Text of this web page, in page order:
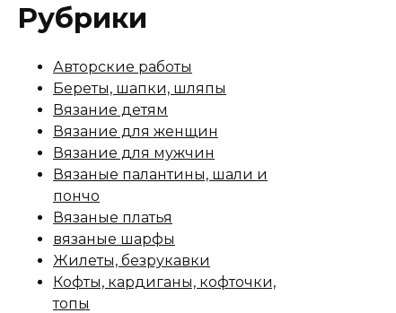
Рубрики
Авторские работы
Береты, шапки, шляпы
Вязание детям
Вязание для женщин
Вязание для мужчин
Вязаные палантины, шали и
пончо
Вязаные платья
вязаные шарфы
Жилеты, безрукавки
Кофты, кардиганы, кофточки,
топы